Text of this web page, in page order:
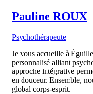
Pauline ROUX
Psychothérapeute
Je vous accueille à
personnalisé alliant
approche intégrative
en douceur. Ensemble,
global corps-esprit.